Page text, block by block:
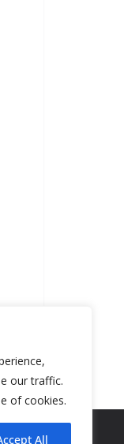
our traffic.
of cookies.
All